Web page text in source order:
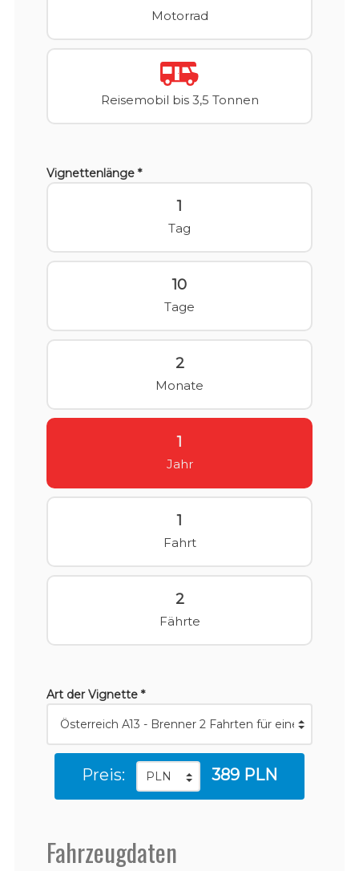
Motorrad
Reisemobil bis 3,5 Tonnen
Vignettenlänge *
1
Tag
10
Tage
2
Monate
1
Jahr
1
Fahrt
2
Fährte
Art der Vignette *
Preis: 389 PLN
Fahrzeugdaten